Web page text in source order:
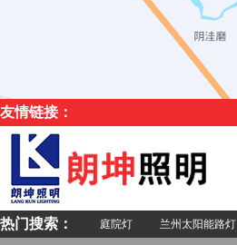
友情链接：
热门搜索： 庭院灯 兰州太阳能路灯